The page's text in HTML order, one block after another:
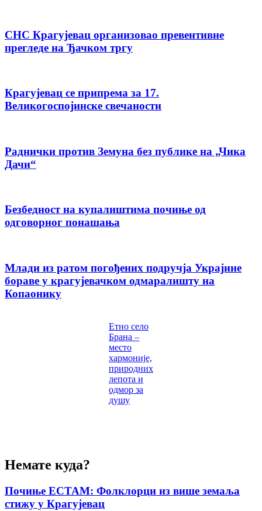
СНС Крагујевац организовао превентивне
прегледе на Ђачком тргу
Крагујевац се припрема за 17.
Великогоспојинске свечаности
Раднички против Земуна без публике на „Чика
Дачи“
Безбедност на купалиштима почиње од
одговорног понашања
Млади из ратом погођених подручја Украјине
бораве у крагујевачком одмаралишту на
Копаонику
Етно село
Брана –
место
хармоније,
природних
лепота и
одмор за
душу
Немате куда?
Почиње ЕСТАМ: Фолклорци из више земаља
стижу у Крагујевац